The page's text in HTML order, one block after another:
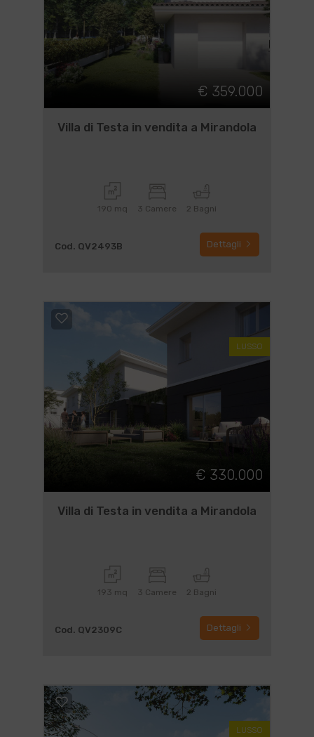
€ 359.000
Villa di Testa in vendita a Mirandola
190 mq 3 Camere 2 Bagni
Cod. QV2493B Dettagli
LUSSO
€ 330.000
Villa di Testa in vendita a Mirandola
193 mq 3 Camere 2 Bagni
Cod. QV2309C Dettagli
LUSSO